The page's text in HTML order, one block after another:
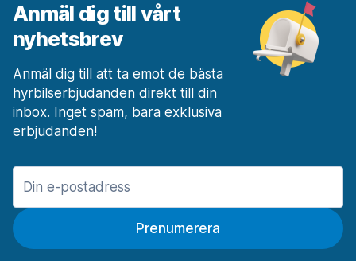
Anmäl dig till vårt
nyhetsbrev
Anmäl dig till att ta emot de bästa
hyrbilserbjudanden direkt till din
inbox. Inget spam, bara exklusiva
erbjudanden!
Prenumerera